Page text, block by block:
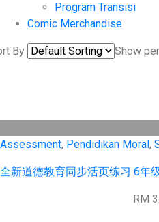
Program Transisi
Comic Merchandise
By Show
Assessment, Pendidikan Moral,
全新道德教育同步活页练习 6年
RM